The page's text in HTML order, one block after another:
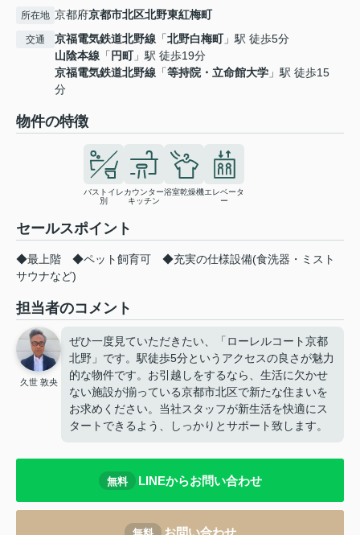
所在地 京都府京都市北区北野東紅梅町
交通 京福電気鉄道北野線 「北野白梅町」駅 徒歩5分
山陰本線 「 円町」駅 徒歩19分
京福電気鉄道北野線 「等持院・立命館大学 」駅 徒歩15
分
物件の特徴
バストイレ
別
カウンター
キッチン
浴室乾燥機エレベータ
ー
セールスポイント
◆最上階 ◆ペット飼育可 ◆充実の仕様設備(食洗器・ミスト
サウナなど)
担当者のコメント
久世 敦央
ぜひ一度見ていただきたい、「ローレルコート京都
北野」です。駅徒歩5分というアクセスの良さが魅力
的な物件です。お引越しをするなら、生活に欠かせ
ない施設が揃っている京都市北区で新たな住まいを
お求めください。当社スタッフが新生活を快適にス
タートできるよう、しっかりとサポート致します。
無料 LINEからお問い合わせ
お問い合わせ